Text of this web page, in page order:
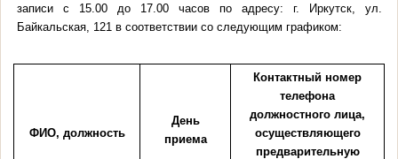
записи с 15.00 до 17.00 часов по адресу: г. Иркутск, ул.
Байкальская, 121 в соответствии со следующим графиком:
ФИО, должность
День
приема
Контактный номер
телефона
должностного лица,
осуществляющего
предварительную